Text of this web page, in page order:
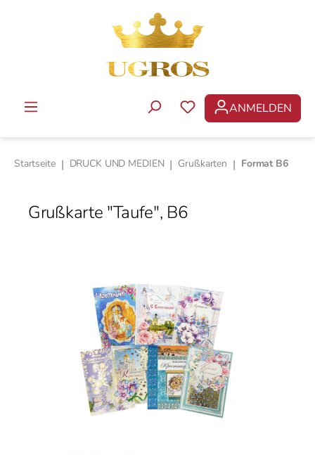
DU HAST 0
ANMELDEN
Startseite | DRUCK UND MEDIEN | Grußkarten | Format B6
Grußkarte "Taufe", B6